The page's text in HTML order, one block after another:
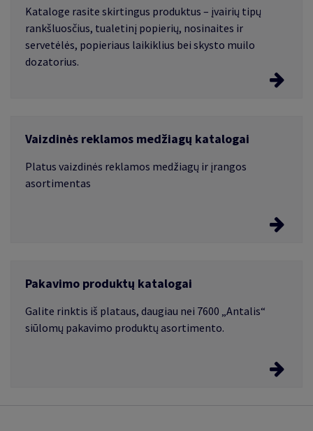
arba kiek linijinių metrų yra ritinyje?
Kataloge rasite skirtingus produktus – įvairių tipų
rankšluosčius, tualetinį popierių, nosinaites ir
servetėlės, popieriaus laikiklius bei skysto muilo
dozatorius.
Atsakingai kuriama vertės grandinė nuo medžio
nukirtimo miške iki galutinio produkto sukūrimo,
užtikrina, kad KATRIN produktai ir paslaugos būtų
Vaizdinės reklamos medžiagų katalogai
Platus vaizdinės reklamos medžiagų ir įrangos
asortimentas
Išsirinkite tinkamiausias vaizdinės reklamos
medžiagas
Pakavimo produktų katalogai
Galite rinktis iš plataus, daugiau nei 7600 „Antalis“
siūlomų pakavimo produktų asortimento.